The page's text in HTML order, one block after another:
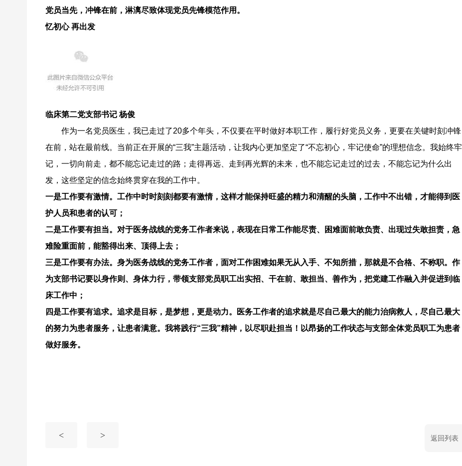
党员当先，冲锋在前，淋漓尽致体现党员先锋模范作用。
忆初心 再出发
临床第二党支部书记 杨俊
作为一名党员医生，我已走过了20多个年头，不仅要在平时做好本职工作，履行好党员义务，更要在关键时刻冲锋
在前，站在最前线。当前正在开展的“三我”主题活动，让我内心更加坚定了“不忘初心，牢记使命”的理想信念。我始终牢
记，一切向前走，都不能忘记走过的路；走得再远、走到再光辉的未来，也不能忘记走过的过去，不能忘记为什么出
发，这些坚定的信念始终贯穿在我的工作中。
一是工作要有激情。工作中时时刻刻都要有激情，这样才能保持旺盛的精力和清醒的头脑，工作中不出错，才能得到医
护人员和患者的认可；
二是工作要有担当。对于医务战线的党务工作者来说，表现在日常工作能尽责、困难面前敢负责、出现过失敢担责，急
难险重面前，能豁得出来、顶得上去；
三是工作要有办法。身为医务战线的党务工作者，面对工作困难如果无从入手、不知所措，那就是不合格、不称职。作
为支部书记要以身作则、身体力行，带领支部党员职工出实招、干在前、敢担当、善作为，把党建工作融入并促进到临
床工作中；
四是工作要有追求。追求是目标，是梦想，更是动力。医务工作者的追求就是尽自己最大的能力治病救人，尽自己最大
的努力为患者服务，让患者满意。我将践行“三我”精神，以尽职赴担当！以昂扬的工作状态与支部全体党员职工为患者
做好服务。
< > 返回列表